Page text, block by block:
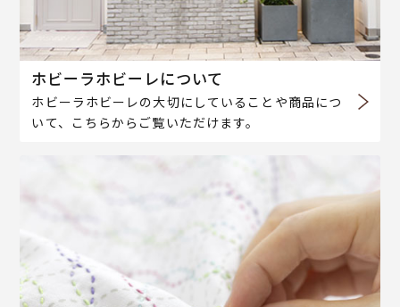
ホビーラホビーレについて
ホビーラホビーレの大切にしていることや商品につ
いて、こちらからご覧いただけます。